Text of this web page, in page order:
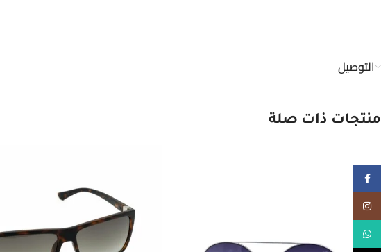
التوصيل
منتجات ذات صلة